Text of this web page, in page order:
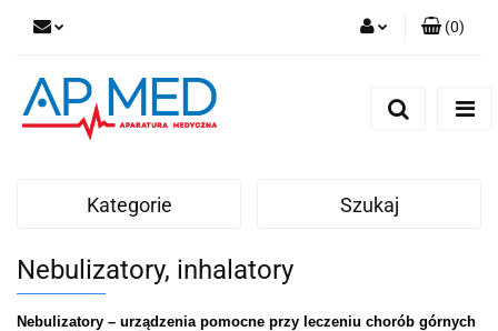
(0)
Kategorie Szukaj
Nebulizatory, inhalatory
Nebulizatory – urządzenia pomocne przy leczeniu chorób górnych